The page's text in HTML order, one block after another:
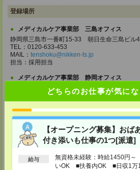
どちらのお仕事が気に
【オープニング募集】おば
付き添いも仕事の1つ[派遣]
給与
無資格未経験：時給1450円
いOK ■扶養内OK ■日収1万
登録場所
メディカルケア事業部 三島オフィス
静岡県三島市一番町15-33 朝日生命三島ビル
TEL：0120-633-453
MAIL： tenshoku@nikken-ts.jp
担当：採用担当
メディカルケア事業部 静岡オフィス
静岡県静岡市葵区栄町4番10号 静岡栄町ビル
TEL：0120-802-279
MAIL：tenshoku@nikken-ts.jp
担当：採用担当
メディカルケア事業部 知立オフィス
愛知県知立市栄2-14 あすなろビル3F
TEL：0120-802-174
担当：採用担当